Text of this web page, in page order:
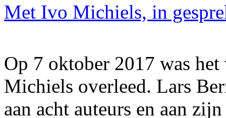
Met Ivo Michiels, in
Op 7 oktober 2017 was
Michiels overleed. Lars
aan acht auteurs en aan